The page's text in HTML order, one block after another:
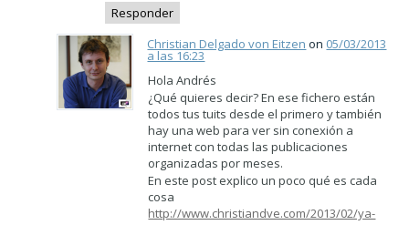
Responder
Christian Delgado von Eitzen on 05/03/2013
a las 16:23
Hola Andrés
¿Qué quieres decir? En ese fichero están
todos tus tuits desde el primero y también
hay una web para ver sin conexión a
internet con todas las publicaciones
organizadas por meses.
En este post explico un poco qué es cada
cosa
http://www.christiandve.com/2013/02/ya-